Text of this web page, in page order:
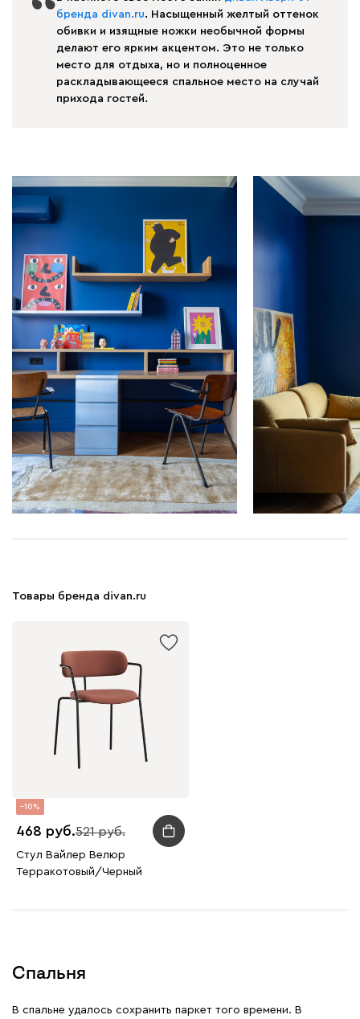
бренда divan.ru. Насыщенный желтый оттенок
обивки и изящные ножки необычной формы
делают его ярким акцентом. Это не только
место для отдыха, но и полноценное
раскладывающееся спальное место на случай
прихода гостей.
Товары бренда divan.ru
10
468 521
Стул Вайлер Велюр
Терракотовый/Черный
Спальня
В спальне удалось сохранить паркет того времени. В